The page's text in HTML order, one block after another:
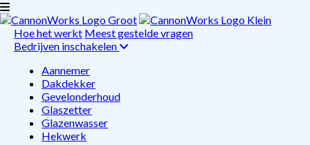
Hoe het werkt Meest gestelde vragen
Bedrijven inschakelen
Aannemer
Dakdekker
Gevelonderhoud
Glaszetter
Glazenwasser
Hekwerk